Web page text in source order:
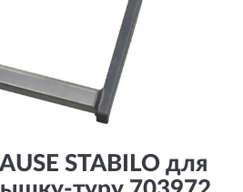
STABILO для